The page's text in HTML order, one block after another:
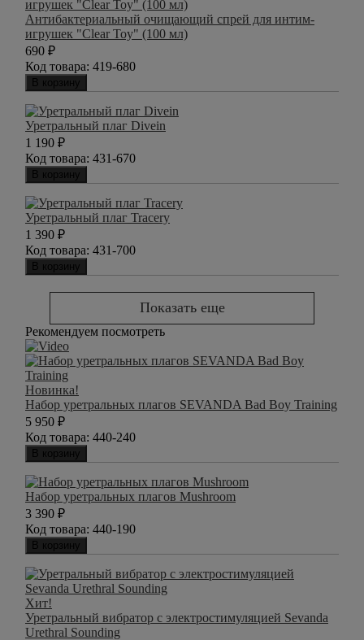
Антибактериальный очищающий спрей для интим-
игрушек "Clear Toy" (100 мл)
690 ₽
Код товара: 419-680
В корзину
Уретральный плаг Divein
1 190 ₽
Код товара: 431-670
В корзину
Уретральный плаг Tracery
1 390 ₽
Код товара: 431-700
В корзину
Показать еще
Рекомендуем посмотреть
Новинка!
Набор уретральных плагов SEVANDA Bad Boy Training
5 950 ₽
Код товара: 440-240
В корзину
Набор уретральных плагов Mushroom
3 390 ₽
Код товара: 440-190
В корзину
Хит!
Уретральный вибратор с электростимуляцией Sevanda
Urethral Sounding